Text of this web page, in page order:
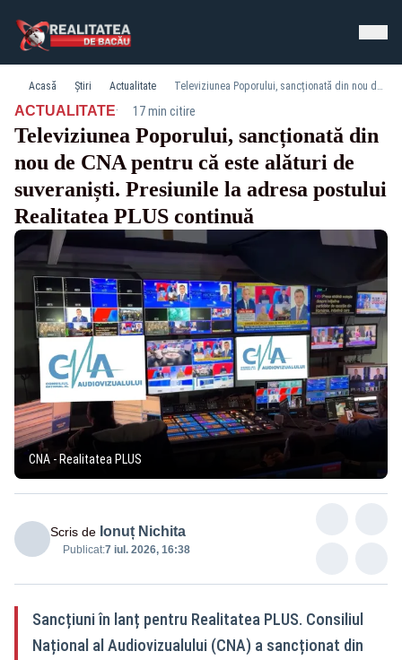
Acasă Știri Actualitate Televiziunea Poporului, sancționată din nou de CNA pentru că este alături de suveraniști. Presiunile la adresa postului Realitatea PLUS continuă
ACTUALITATE· 17 min citire
Televiziunea Poporului, sancționată din
nou de CNA pentru că este alături de
suveraniști. Presiunile la adresa postului
Realitatea PLUS continuă
CNA - Realitatea PLUS
Scris de Ionuț Nichita
Publicat:7 iul. 2026, 16:38
Sancțiuni în lanț pentru Realitatea PLUS. Consiliul
Național al Audiovizualului (CNA) a sancționat din